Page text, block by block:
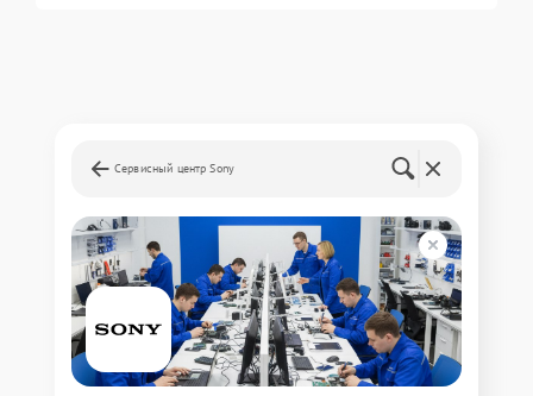
Сервисный центр Sony